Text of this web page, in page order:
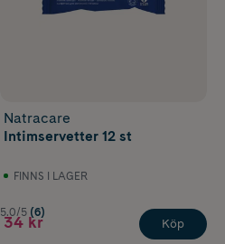
Natracare
Intimservetter 12 st
FINNS I LAGER
5.0/5 (6)
34 kr Köp